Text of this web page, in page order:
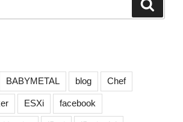
BABYMETAL blog Chef
ESXi facebook